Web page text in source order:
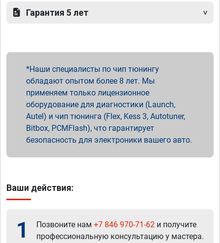
Гарантия 5 лет
Наши специалисты по чип тюнингу
обладают опытом более 8 лет. Мы
применяем только лицензионное
оборудование для диагностики (Launch,
Autel) и чип тюнинга (Flex, Kess 3, Autotuner,
Bitbox, PCMFlash), что гарантирует
безопасность для электроники вашего авто.
Ваши действия:
1 Позвоните нам +7 846 970-71-62 и получите
профессиональную консультацию у мастера.